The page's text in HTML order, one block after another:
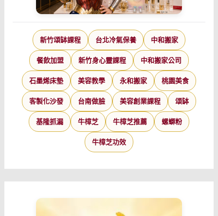
新竹頌缽課程 台北冷氣保養 中和搬家
餐飲加盟 新竹身心靈課程 中和搬家公司
石墨烯床墊 美容教學 永和搬家 桃園美食
客製化沙發 台南做臉 美容創業課程 頌缽
基隆抓漏 牛樟芝 牛樟芝推薦 螺螄粉
牛樟芝功效